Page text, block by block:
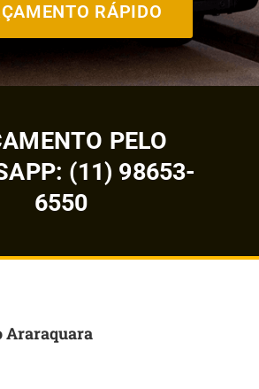
RÁPIDO
PELO
(11) 98653-
6550
Araraquara